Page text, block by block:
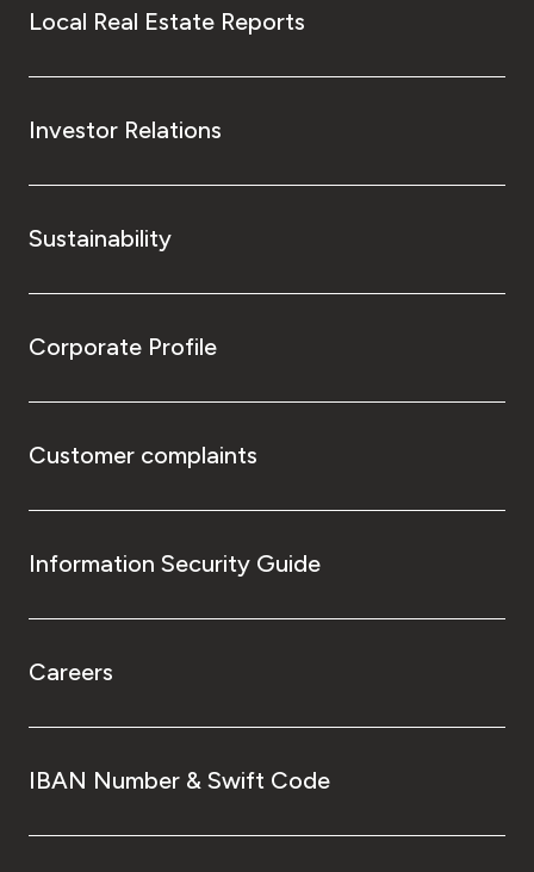
Local Real Estate Reports
Investor Relations
Sustainability
Corporate Profile
Customer complaints
Information Security Guide
Careers
IBAN Number & Swift Code